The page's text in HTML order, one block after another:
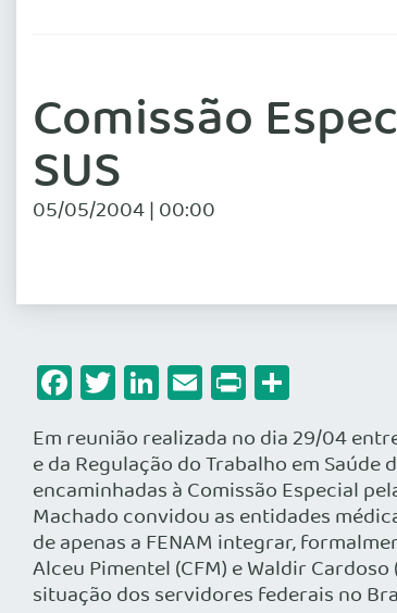
Comissão
SUS
05/05/2004 | 00:00
Facebook
Twitter
LinkedIn
Email
Print
Em reunião realizada no dia 29/04
e da Regulação do Trabalho em
encaminhadas à Comissão Especial
Machado convidou as entidades
de apenas a FENAM integrar,
Alceu Pimentel (CFM) e Waldir
situação dos servidores federais no